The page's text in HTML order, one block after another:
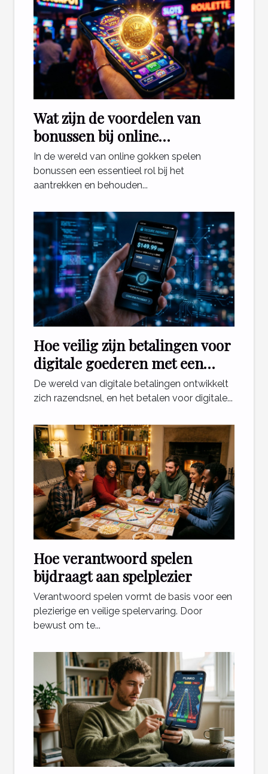
Wat zijn de voordelen van
bonussen bij online
gokplatforms?
In de wereld van online gokken spelen
bonussen een essentieel rol bij het
aantrekken en behouden...
Hoe veilig zijn betalingen voor
digitale goederen met een
telefoonabonnement?
De wereld van digitale betalingen ontwikkelt
zich razendsnel, en het betalen voor digitale...
Hoe verantwoord spelen
bijdraagt aan spelplezier
Verantwoord spelen vormt de basis voor een
plezierige en veilige spelervaring. Door
bewust om te...